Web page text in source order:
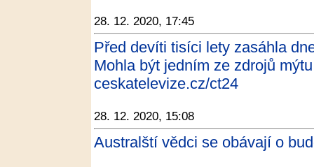
28. 12. 2020, 17:45
Před devíti tisíci lety zasáhla
Mohla být jedním ze zdrojů
ceskatelevize.cz/ct24
28. 12. 2020, 15:08
Australští vědci se obávají o